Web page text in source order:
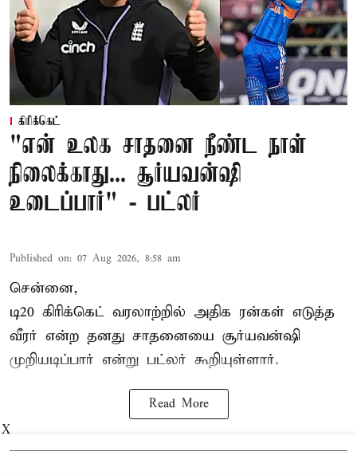
கிரிக்கெட்
"என் உலக சாதனை நீண்ட நாள்
நிலைக்காது... சூர்யவன்ஷி
உடைப்பார்" - பட்லர்
Published on: 07 Aug 2026, 8:58 am
சென்னை,
டி20 கிரிக்கெட் வரலாற்றில் அதிக ரன்கள் எடுத்த
வீரர் என்ற தனது சாதனையை சூர்யவன்ஷி
முறியடிப்பார் என்று பட்லர் கூறியுள்ளார்.
Read More
X